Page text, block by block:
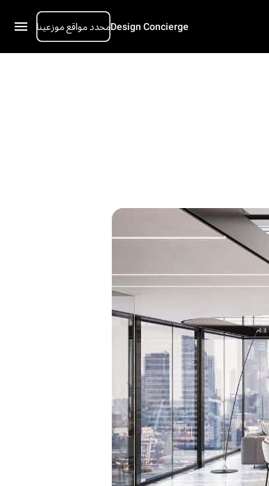
Design Conciergeمحدد مواقع موزعينا